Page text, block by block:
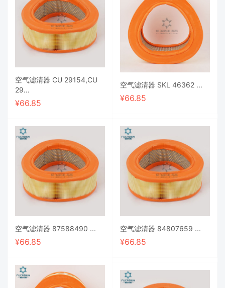
空气滤清器 CU 29154,CU
29...
¥66.85
空气滤清器 SKL 46362 ...
¥66.85
空气滤清器 87588490 ...
¥66.85
空气滤清器 84807659 ...
¥66.85